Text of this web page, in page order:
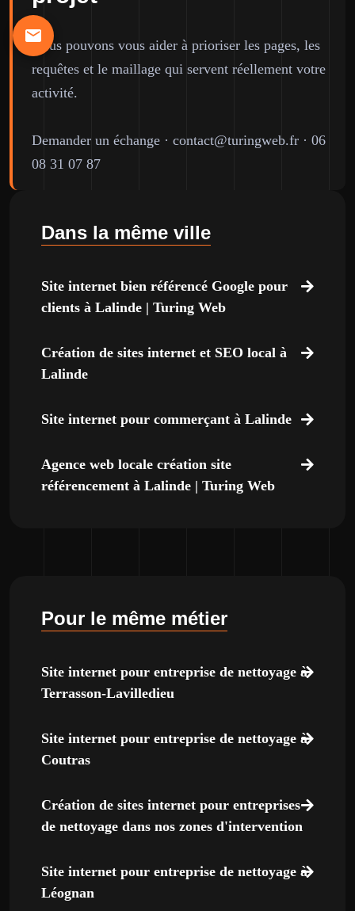
Nous pouvons vous aider à prioriser les pages, les
requêtes et le maillage qui servent réellement votre
activité.
Demander un échange · contact@turingweb.fr · 06
08 31 07 87
Dans la même ville
Site internet bien référencé Google pour
clients à Lalinde | Turing Web
Création de sites internet et SEO local à
Lalinde
Site internet pour commerçant à Lalinde
Agence web locale création site
référencement à Lalinde | Turing Web
Pour le même métier
Site internet pour entreprise de nettoyage à
Terrasson-Lavilledieu
Site internet pour entreprise de nettoyage à
Coutras
Création de sites internet pour entreprises
de nettoyage dans nos zones d'intervention
Site internet pour entreprise de nettoyage à
Léognan